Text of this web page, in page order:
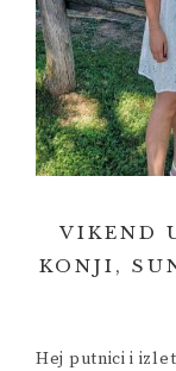
VIKEND
KONJI,
Hej putnici i